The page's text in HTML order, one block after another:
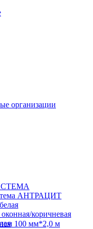
организации
АНТРАЦИТ
коричневая